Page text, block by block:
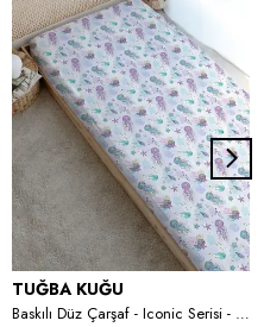
TUĞBA KUĞU
Baskılı Düz Çarşaf - Iconic Serisi - Brunette Mermaid